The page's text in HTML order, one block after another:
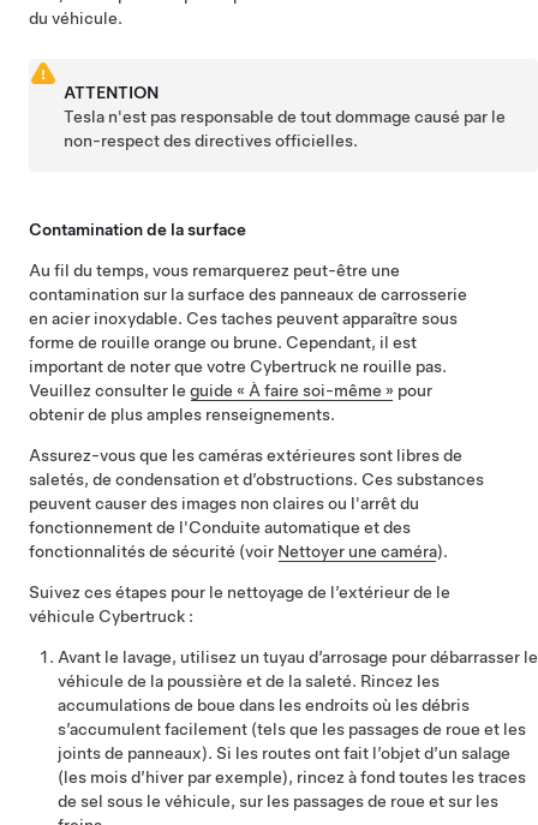
du véhicule.
ATTENTION
Tesla n'est pas responsable de tout dommage causé par le
non-respect des directives officielles.
Contamination de la surface
Au fil du temps, vous remarquerez peut-être une
contamination sur la surface des panneaux de carrosserie
en acier inoxydable. Ces taches peuvent apparaître sous
forme de rouille orange ou brune. Cependant, il est
important de noter que votre Cybertruck ne rouille pas.
Veuillez consulter le guide « À faire soi-même » pour
obtenir de plus amples renseignements.
Assurez-vous que les caméras extérieures sont libres de
saletés, de condensation et d’obstructions. Ces substances
peuvent causer des images non claires ou l'arrêt du
fonctionnement de l'Conduite automatique et des
fonctionnalités de sécurité (voir Nettoyer une caméra).
Suivez ces étapes pour le nettoyage de l’extérieur de le
véhicule Cybertruck :
Avant le lavage, utilisez un tuyau d’arrosage pour débarrasser le
véhicule de la poussière et de la saleté. Rincez les
accumulations de boue dans les endroits où les débris
s’accumulent facilement (tels que les passages de roue et les
joints de panneaux). Si les routes ont fait l’objet d’un salage
(les mois d’hiver par exemple), rincez à fond toutes les traces
de sel sous le véhicule, sur les passages de roue et sur les